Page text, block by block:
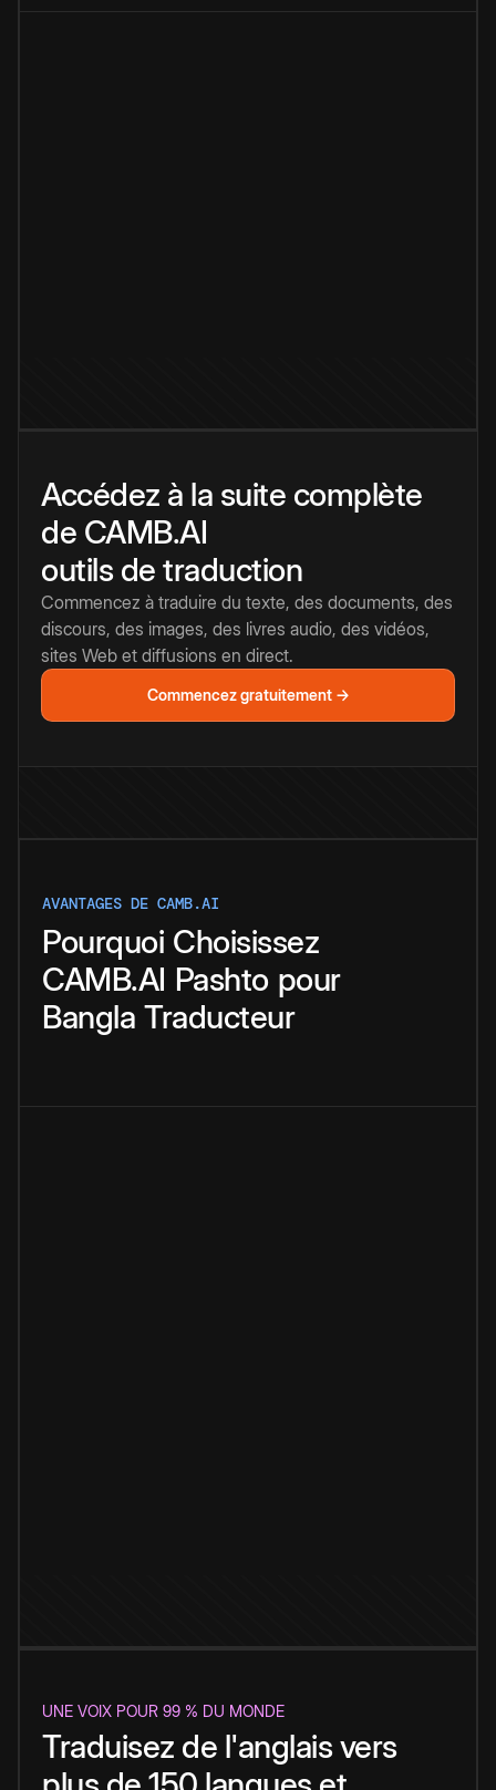
Accédez à la suite complète
de CAMB.AI
outils de traduction
Commencez à traduire du texte, des documents, des
discours, des images, des livres audio, des vidéos,
sites Web et diffusions en direct.
Commencez gratuitement →
AVANTAGES DE CAMB.AI
Pourquoi Choisissez
CAMB.AI Pashto pour
Bangla Traducteur
UNE VOIX POUR 99 % DU MONDE
Traduisez de l'anglais vers